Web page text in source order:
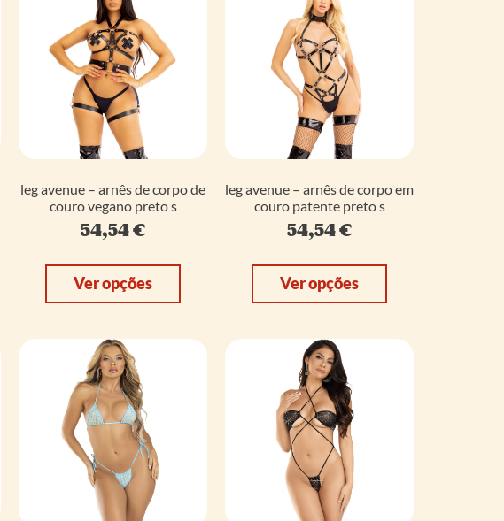
leg avenue – arnês de corpo de
couro vegano preto s
54,54€
Ver opções
leg avenue – arnês de corpo em
couro patente preto s
54,54€
Ver opções